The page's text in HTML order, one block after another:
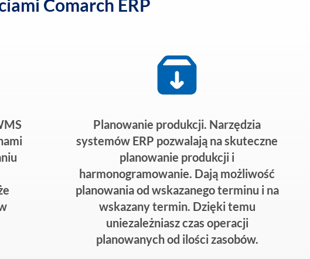
Comarch ERP
Planowanie produkcji. Narzędzia
systemów ERP pozwalają na skuteczne
planowanie produkcji i
harmonogramowanie. Dają możliwość
planowania od wskazanego terminu i na
wskazany termin. Dzięki temu
uniezależniasz czas operacji
planowanych od ilości zasobów.